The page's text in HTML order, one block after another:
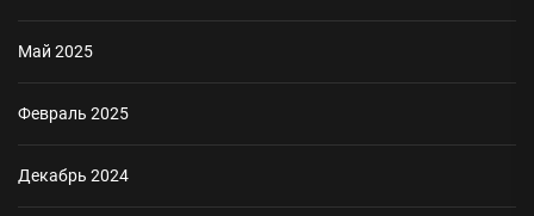
Май 2025
Февраль 2025
Декабрь 2024